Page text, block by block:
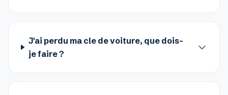
J'ai perdu ma cle de voiture, que dois-
je faire ?